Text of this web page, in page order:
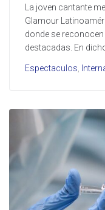
La joven cantante
Glamour
donde se
destacadas. En
Espectaculos